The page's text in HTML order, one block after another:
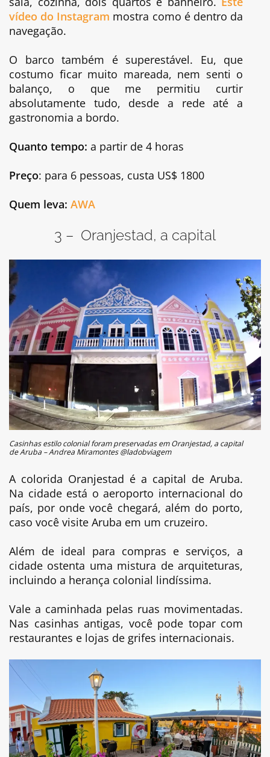
vídeo do Instagram mostra como é dentro da
navegação.
O barco também é superestável. Eu, que
costumo ficar muito mareada, nem senti o
balanço, o que me permitiu curtir
absolutamente tudo, desde a rede até a
gastronomia a bordo.
Quanto tempo: a partir de 4 horas
Preço: para 6 pessoas, custa US$ 1800
Quem leva: AWA
3 – Oranjestad, a capital
Casinhas estilo colonial foram preservadas em Oranjestad, a capital
de Aruba – Andrea Miramontes @ladobviagem
A colorida Oranjestad é a capital de Aruba.
Na cidade está o aeroporto internacional do
país, por onde você chegará, além do porto,
caso você visite Aruba em um cruzeiro.
Além de ideal para compras e serviços, a
cidade ostenta uma mistura de arquiteturas,
incluindo a herança colonial lindíssima.
Vale a caminhada pelas ruas movimentadas.
Nas casinhas antigas, você pode topar com
restaurantes e lojas de grifes internacionais.